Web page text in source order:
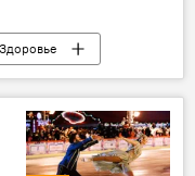
Здоровье
Государственное агентство обязательного медицинского страхования (ГАОМС)